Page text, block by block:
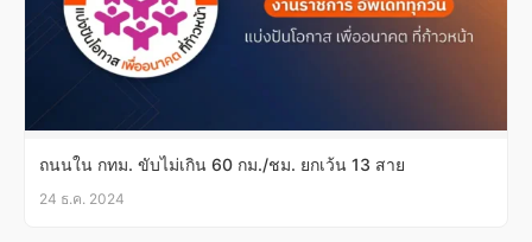
ถนนใน กทม. ขับไม่เกิน 60 กม./ชม. ยกเว้น 13 สาย
24 ธ.ค. 2024